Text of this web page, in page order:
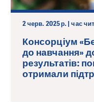
2 черв. 2025 р. | час
Консорціум
до навчання»
результатів:
отримали